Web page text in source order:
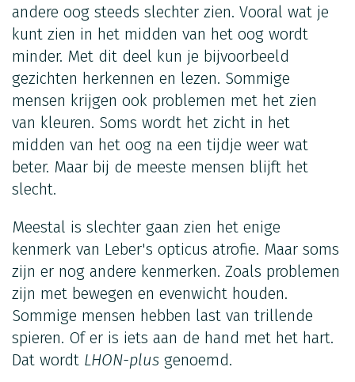
andere oog steeds slechter zien. Vooral wat je
kunt zien in het midden van het oog wordt
minder. Met dit deel kun je bijvoorbeeld
gezichten herkennen en lezen. Sommige
mensen krijgen ook problemen met het zien
van kleuren. Soms wordt het zicht in het
midden van het oog na een tijdje weer wat
beter. Maar bij de meeste mensen blijft het
slecht.
Meestal is slechter gaan zien het enige
kenmerk van Leber's opticus atrofie. Maar soms
zijn er nog andere kenmerken. Zoals problemen
zijn met bewegen en evenwicht houden.
Sommige mensen hebben last van trillende
spieren. Of er is iets aan de hand met het hart.
Dat wordt LHON-plus genoemd.